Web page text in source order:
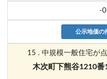
-
公示地価の
15 . 中規模一般住宅が
木次町下熊谷1210番